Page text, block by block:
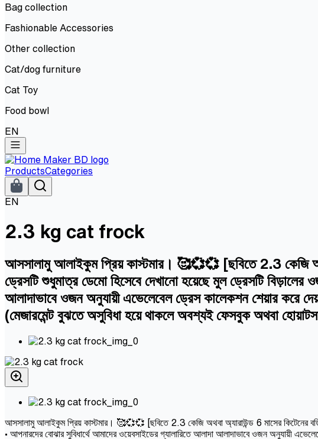
Bag collection
Fashionable Accessories
Other collection
Cat/dog furniture
Cat Toy
Food bowl
EN
ProductsCategories
EN
2.3 kg cat frock
আসসালামু আলাইকুম প্রিয় কাস্টমার। 🥰💞💞 [ছবিতে 2.3 কেজি
ড্রেসটি শুধুমাত্র ডেমো হিসেবে দেখানো হয়েছে মুল ড্রেসটি বিড়ালের
আলাদাভাবে ওজন অনুযায়ী এভেলেবেল ড্রেস কালেকশন শেয়ার করে
(মেজারমেন্ট বুঝতে অসুবিধা হয়ে থাকলে অবশ্যই ফেসবুক অথবা
আসসালামু আলাইকুম প্রিয় কাস্টমার। 🥰💞💞 [ছবিতে 2.3 কেজি অথবা অ্যারাউন্ড 6 মাসের কিটেনের বডি
• আপনারদের বোঝার সুবিধার্থে আমাদের ওয়েবসাইডের গ্যালারিতে আলাদা আলাদাভাবে ওজন অনুযায়ী